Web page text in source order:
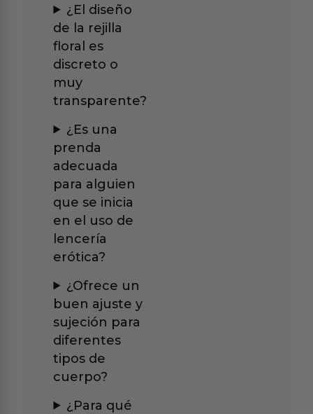
¿El diseño
de la rejilla
floral es
discreto o
muy
transparente?
¿Es una
prenda
adecuada
para alguien
que se inicia
en el uso de
lencería
erótica?
¿Ofrece un
buen ajuste y
sujeción para
diferentes
tipos de
cuerpo?
¿Para qué